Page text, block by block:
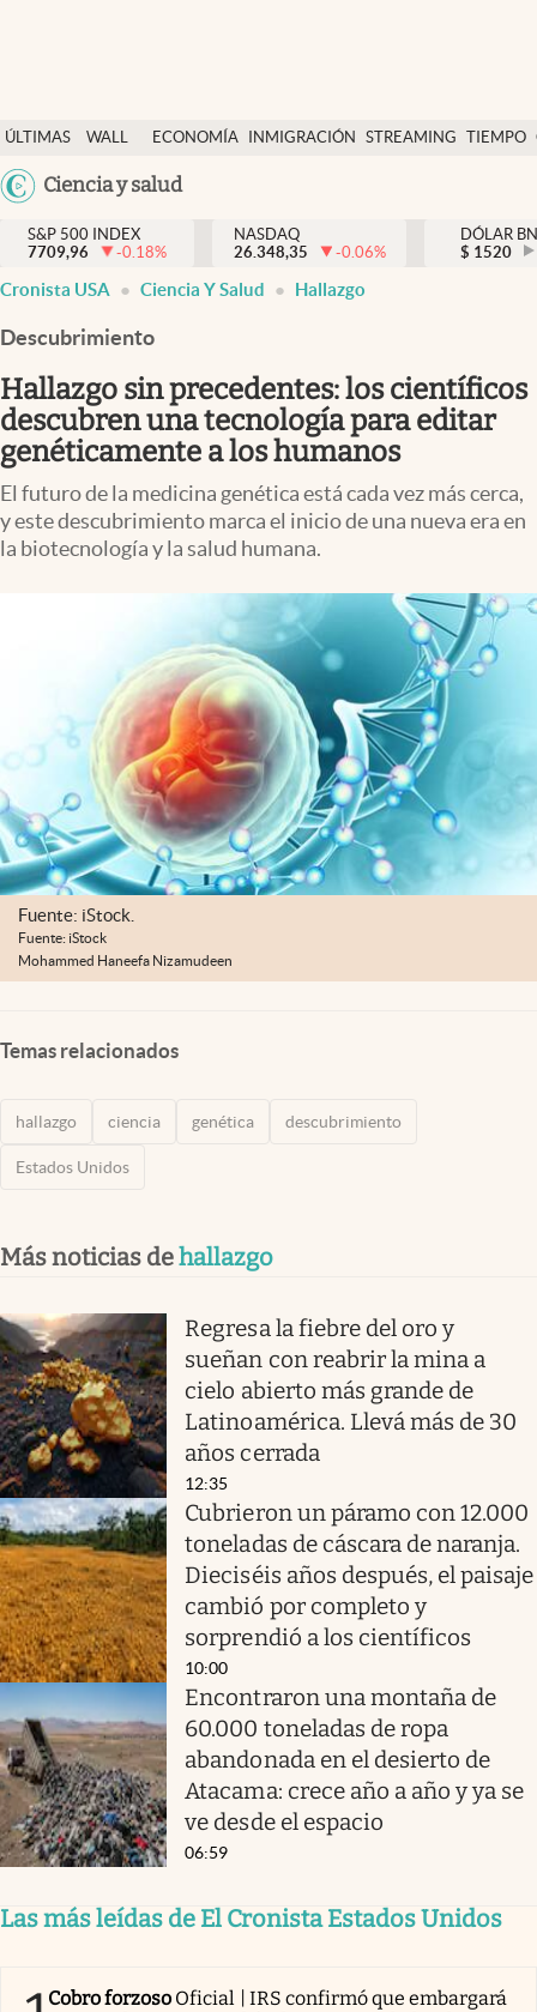
ÚLTIMAS
NOTICIAS
WALL
DÓLAR
ECONOMÍA INMIGRACIÓN STREAMING TIEMPO
México
Ciencia y salud
Finanzas y economía
Wall Street y dólar
Inmigración
Espiritual
Streaming
PC y mobile
Lifestyle
S&P 500 INDEX
7709,96
-0.18%
NASDAQ
26.348,35
-0.06%
DÓLAR
$ 1520
Cronista USA Ciencia Y Salud Hallazgo
Descubrimiento
Hallazgo sin precedentes: los científicos
descubren una tecnología para editar
genéticamente a los humanos
El futuro de la medicina genética está cada vez más cerca,
y este descubrimiento marca el inicio de una nueva era en
la biotecnología y la salud humana.
Fuente: iStock.
Fuente: iStock
Mohammed Haneefa Nizamudeen
Temas relacionados
hallazgo ciencia genética descubrimiento
Estados Unidos
Más noticias dehallazgo
Regresa la fiebre del oro y
sueñan con reabrir la mina a
cielo abierto más grande de
Latinoamérica. Llevá más de 30
años cerrada
12:35
Cubrieron un páramo con 12.000
toneladas de cáscara de naranja.
Dieciséis años después, el paisaje
cambió por completo y
sorprendió a los científicos
10:00
Encontraron una montaña de
60.000 toneladas de ropa
abandonada en el desierto de
Atacama: crece año a año y ya se
ve desde el espacio
06:59
Las más leídas de El Cronista Estados Unidos
Cobro forzoso Oficial | IRS confirmó que embargará